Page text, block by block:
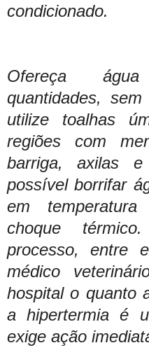
condicionado.
Ofereça
quantidades,
utilize toalhas
regiões com
barriga, axilas
possível borrifar
em temperatura
choque
processo, entre
médico
hospital o quanto
a hipertermia é
exige ação